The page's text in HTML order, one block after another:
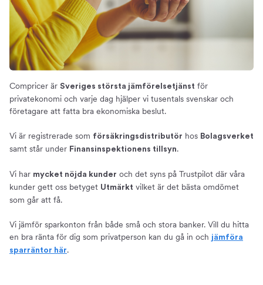
Compricer är Sveriges största jämförelsetjänst för
privatekonomi och varje dag hjälper vi tusentals svenskar och
företagare att fatta bra ekonomiska beslut.
Vi är registrerade som försäkringsdistributör hos Bolagsverket
samt står under Finansinspektionens tillsyn.
Vi har mycket nöjda kunder och det syns på Trustpilot där våra
kunder gett oss betyget Utmärkt vilket är det bästa omdömet
som går att få.
Vi jämför sparkonton från både små och stora banker. Vill du hitta
en bra ränta för dig som privatperson kan du gå in och jämföra
sparräntor här.